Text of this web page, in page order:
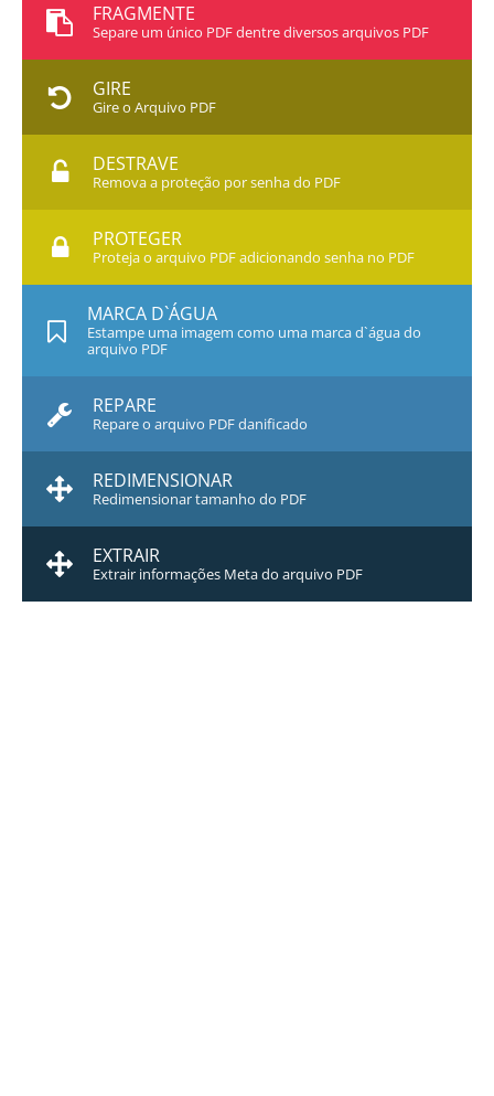
FRAGMENTE
Separe um único PDF dentre diversos arquivos PDF
GIRE
Gire o Arquivo PDF
DESTRAVE
Remova a proteção por senha do PDF
PROTEGER
Proteja o arquivo PDF adicionando senha no PDF
MARCA D`ÁGUA
Estampe uma imagem como uma marca d`água do
arquivo PDF
REPARE
Repare o arquivo PDF danificado
REDIMENSIONAR
Redimensionar tamanho do PDF
EXTRAIR
Extrair informações Meta do arquivo PDF